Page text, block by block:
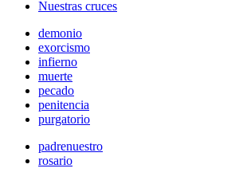
Nuestras cruces
demonio
exorcismo
infierno
muerte
pecado
penitencia
purgatorio
padrenuestro
rosario